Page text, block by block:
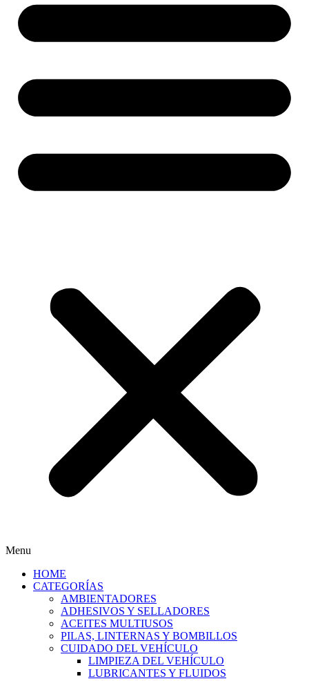
Menu
HOME
CATEGORÍAS
AMBIENTADORES
ADHESIVOS Y SELLADORES
ACEITES MULTIUSOS
PILAS, LINTERNAS Y BOMBILLOS
CUIDADO DEL VEHÍCULO
LIMPIEZA DEL VEHÍCULO
LUBRICANTES Y FLUIDOS